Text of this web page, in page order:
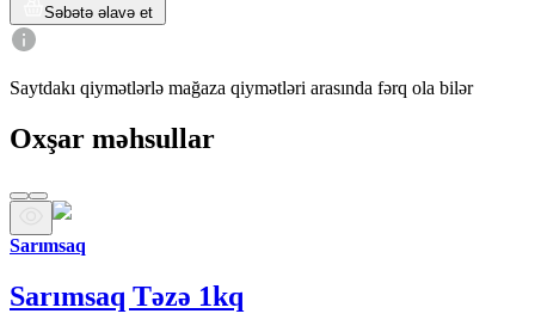
Səbətə əlavə et
Saytdakı qiymətlərlə mağaza qiymətləri arasında fərq ola bilər
Oxşar məhsullar
Sarımsaq
Sarımsaq Təzə 1kq